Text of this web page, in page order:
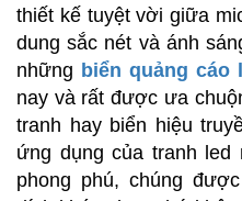
thiết kế tuyệt vời giữa
dung sắc nét và ánh
những biển quảng cáo
nay và rất được ưa
tranh hay biển hiệu
ứng dụng của tranh led
phong phú, chúng